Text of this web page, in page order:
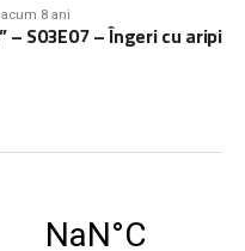
acum 8 ani
– S03E07 – Îngeri cu aripi